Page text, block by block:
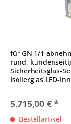
für GN 1/1
rund,
Sicherheitsglas-
Isolierglas LED-
elektrische
5.715,00 € *
Bestellartikel